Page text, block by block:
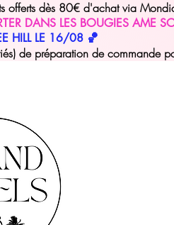
offerts dès 80€ d'achat via
DANS LES BOUGIES AME
HILL LE 16/08 🏀
de préparation de commande